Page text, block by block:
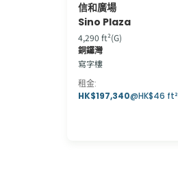
信和廣場
Sino Plaza
4,290 ft²(G)
銅鑼灣
寫字樓
租金:
HK$197,340@HK$46 ft²